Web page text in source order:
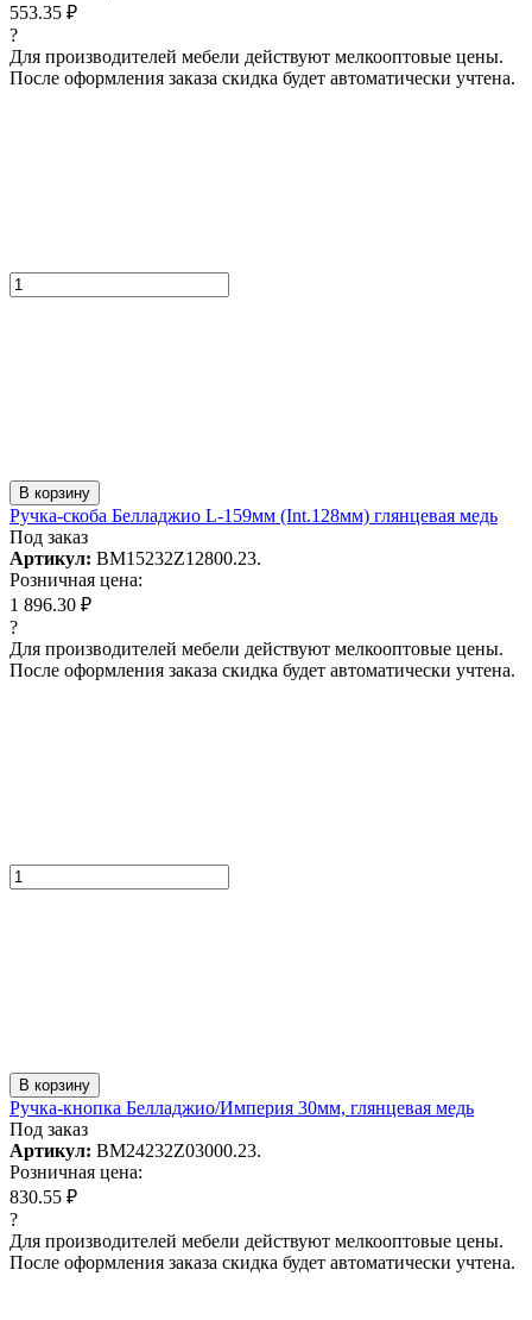
553.35 ₽
?
Для производителей мебели действуют мелкооптовые цены.
После оформления заказа скидка будет автоматически учтена.
В корзину
Ручка-скоба Белладжио L-159мм (Int.128мм) глянцевая медь
Под заказ
Артикул: BM15232Z12800.23.
Розничная цена:
1 896.30 ₽
?
Для производителей мебели действуют мелкооптовые цены.
После оформления заказа скидка будет автоматически учтена.
В корзину
Ручка-кнопка Белладжио/Империя 30мм, глянцевая медь
Под заказ
Артикул: BM24232Z03000.23.
Розничная цена:
830.55 ₽
?
Для производителей мебели действуют мелкооптовые цены.
После оформления заказа скидка будет автоматически учтена.